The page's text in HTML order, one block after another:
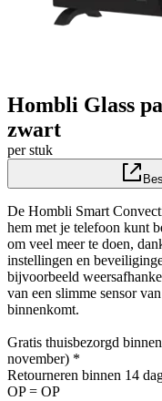
Hombli Glass
zwart
per stuk
De Hombli Smart
hem met je telefoon kunt
om veel meer te doen,
instellingen en
bijvoorbeeld
van een slimme sensor
binnenkomt.
Gratis thuisbezorgd
november) *
Retourneren binnen 14
OP = OP